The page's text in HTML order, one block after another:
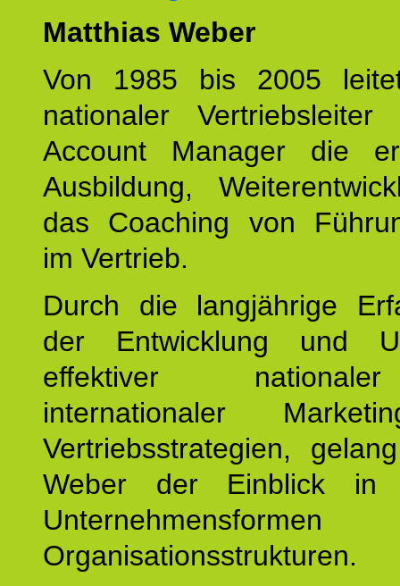
Matthias Weber
Von 1985 bis 2005
nationaler
Account Manager die
Ausbildung,
das Coaching von
im Vertrieb.
Durch die langjährige
der Entwicklung und
effektiver
internationaler
Vertriebsstrategien,
Weber der Einblick in
Organisationsstrukturen.